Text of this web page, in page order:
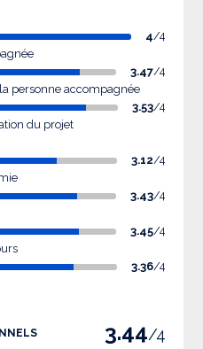
4/4
3.47/4
personne accompagnée
3.53/4
du projet
3.12/4
3.43/4
3.45/4
3.36/4
3.44/4